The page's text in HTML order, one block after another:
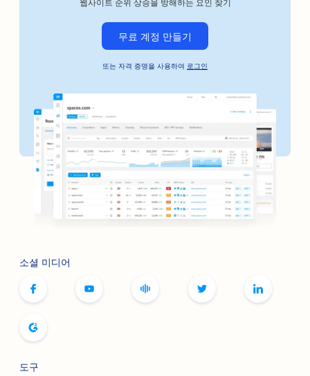
자동차 비즈니스를 위한 SEO
베이커리용 SEO
이발소를 위한 SEO
부티크를 위한 SEO
보톡스 및 필러 서비스를 위한 SEO
볼링장용 SEO
빵집용 SEO
웹사이트 순위 상승을 방해하는 요인 찾기
무료 계정 만들기
또는 자격 증명을 사용하여 로그인
소셜 미디어
도구